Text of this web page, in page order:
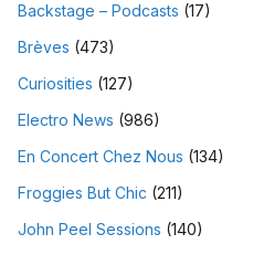
Backstage – Podcasts (17)
Brèves (473)
Curiosities (127)
Electro News (986)
En Concert Chez Nous (134)
Froggies But Chic (211)
John Peel Sessions (140)